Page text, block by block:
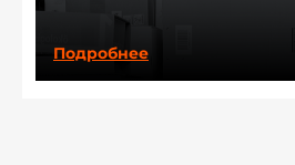
Подробнее